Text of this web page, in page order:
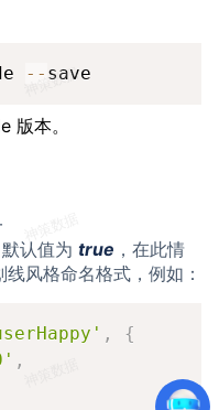
-- save
版本。
认值为 true ，在此情
风格命名格式，例如：
,
{
,